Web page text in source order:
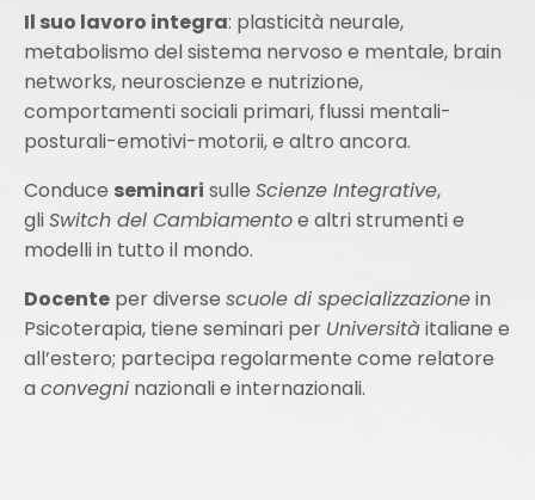
Il suo lavoro integra: plasticità neurale,
metabolismo del sistema nervoso e mentale, brain
networks, neuroscienze e nutrizione,
comportamenti sociali primari, flussi mentali-
posturali-emotivi-motorii, e altro ancora.
Conduce seminari sulle Scienze Integrative,
gliSwitch del Cambiamentoe altri strumenti e
modelli in tutto il mondo.
Docente per diverse scuole di specializzazionein
Psicoterapia, tiene seminari per Universitàitaliane e
all’estero; partecipa regolarmente come relatore
a convegni nazionali e internazionali.